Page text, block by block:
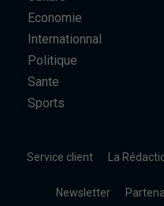
Economie
Internationnal
Politique
Sante
Sports
Service client La
Newsletter